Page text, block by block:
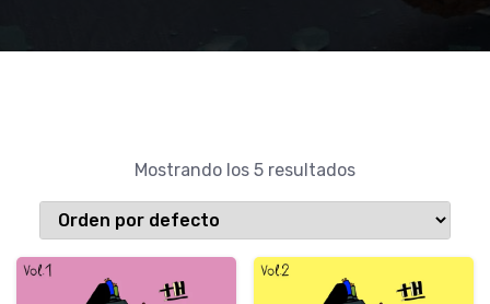
Mostrando los 5 resultados